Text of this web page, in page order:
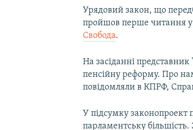
Урядовий закон, що
пройшов перше читання у
Свобода.
На засіданні
пенсійну реформу. Про
повідомляли в КПРФ,
У підсумку законопроект
парламентську